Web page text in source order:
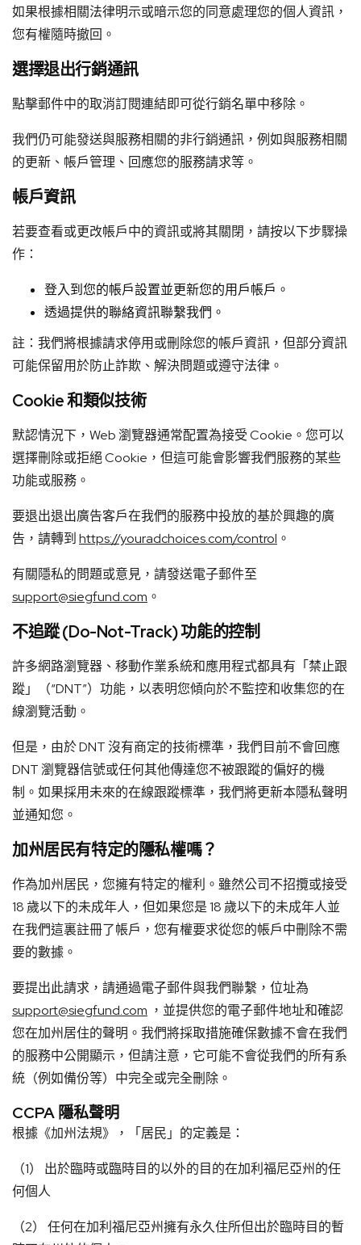
如果根據相關法律明示或暗示您的同意處理您的個人資訊，
您有權隨時撤回。
選擇退出行銷通訊
點擊郵件中的取消訂閱連結即可從行銷名單中移除。
我們仍可能發送與服務相關的非行銷通訊，例如與服務相關
的更新、帳戶管理、回應您的服務請求等。
帳戶資訊
若要查看或更改帳戶中的資訊或將其關閉，請按以下步驟操
作：
登入到您的帳戶設置並更新您的用戶帳戶。
透過提供的聯絡資訊聯繫我們。
註：我們將根據請求停用或刪除您的帳戶資訊，但部分資訊
可能保留用於防止詐欺、解決問題或遵守法律。
Cookie 和類似技術
默認情況下，Web 瀏覽器通常配置為接受 Cookie。您可以
選擇刪除或拒絕 Cookie，但這可能會影響我們服務的某些
功能或服務。
要退出退出廣告客戶在我們的服務中投放的基於興趣的廣
告，請轉到 https://youradchoices.com/control 。
有關隱私的問題或意見，請發送電子郵件至
support@siegfund.com 。
不追蹤 (Do-Not-Track) 功能的控制
許多網路瀏覽器、移動作業系統和應用程式都具有「禁止跟
蹤」（“DNT”）功能，以表明您傾向於不監控和收集您的在
線瀏覽活動。
但是，由於 DNT 沒有商定的技術標準，我們目前不會回應
DNT 瀏覽器信號或任何其他傳達您不被跟蹤的偏好的機
制。如果採用未來的在線跟蹤標準，我們將更新本隱私聲明
並通知您。
加州居民有特定的隱私權嗎？
作為加州居民，您擁有特定的權利。雖然公司不招攬或接受
18 歲以下的未成年人，但如果您是 18 歲以下的未成年人並
在我們這裏註冊了帳戶，您有權要求從您的帳戶中刪除不需
要的數據。
要提出此請求，請通過電子郵件與我們聯繫，位址為
support@siegfund.com ，並提供您的電子郵件地址和確認
您在加州居住的聲明。我們將採取措施確保數據不會在我們
的服務中公開顯示，但請注意，它可能不會從我們的所有系
統（例如備份等）中完全或完全刪除。
CCPA 隱私聲明
根據《加州法規》，「居民」的定義是：
（1） 出於臨時或臨時目的以外的目的在加利福尼亞州的任
何個人
（2） 任何在加利福尼亞州擁有永久住所但出於臨時目的暫